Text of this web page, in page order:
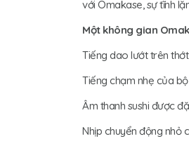
với Omakase, sự tĩnh
Một không gian
Tiếng dao lướt trên
Tiếng chạm nhẹ của
Âm thanh sushi được
Nhịp chuyển động nhỏ